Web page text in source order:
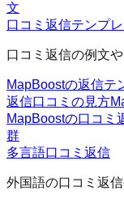
文
口コミ返信テンプレ
口コミ返信の例文
MapBoostの返信テ
返信口コミの見方
MapBoostの口コミ
群
多言語口コミ返信
外国語の口コミ返